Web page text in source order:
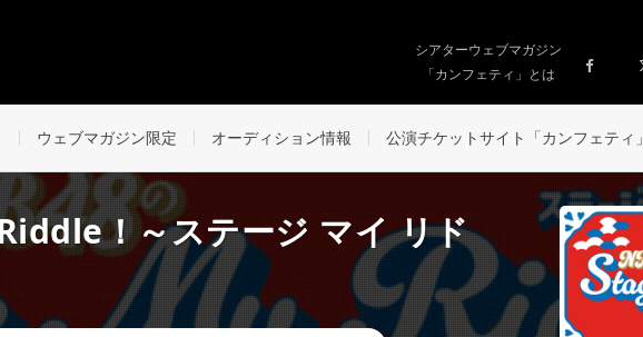
シアターウェブマガジン
「カンフェティ」とは
ウェブマガジン限定 オーディション情報 公演チケットサイト「カンフェティ」
！～ステージ マイ リド